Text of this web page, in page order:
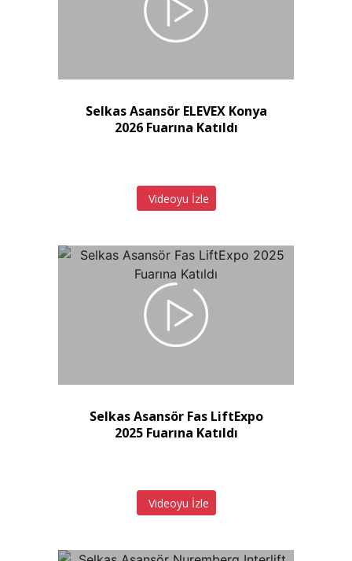
Selkas Asansör ELEVEX Konya
2026 Fuarına Katıldı
Videoyu İzle
Selkas Asansör Fas LiftExpo
2025 Fuarına Katıldı
Videoyu İzle